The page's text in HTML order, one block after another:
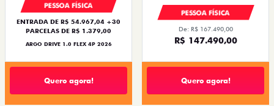
PESSOA FÍSICA
ENTRADA DE R$ 54.967,04 +30
PARCELAS DE R$ 1.379,00
ARGO DRIVE 1.0 FLEX 4P 2026
Quero agora!
PESSOA FÍSICA
De: R$ 167.490,00
R$ 147.490,00
Quero agora!